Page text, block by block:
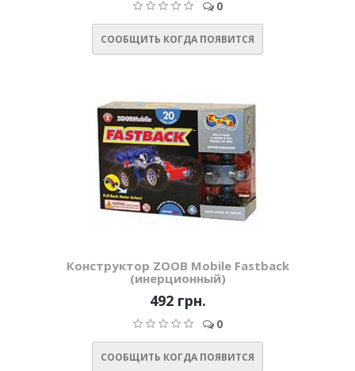
0
СООБЩИТЬ КОГДА ПОЯВИТСЯ
Конструктор ZOOB Mobile Fastback
(инерционный)
492 грн.
0
СООБЩИТЬ КОГДА ПОЯВИТСЯ